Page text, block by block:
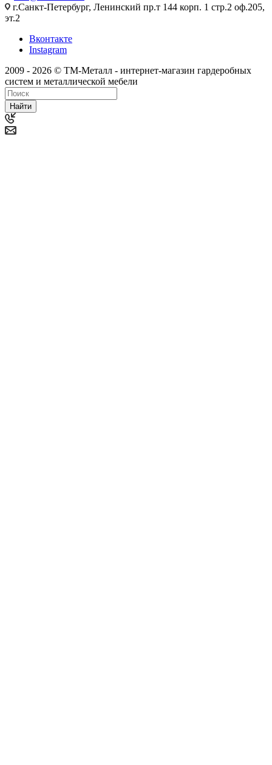
г.Санкт-Петербург, Ленинский пр.т 144 корп. 1 стр.2 оф.205,
эт.2
Вконтакте
Instagram
2009 - 2026 © ТМ-Металл - интернет-магазин гардеробных
систем и металлической мебели
Найти